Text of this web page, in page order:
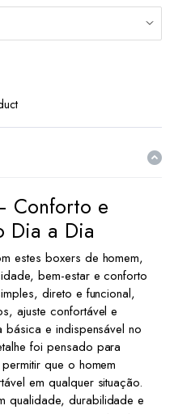
Conforto e
Dia a Dia
estes boxers de homem,
bem-estar e conforto
direto e funcional,
ajuste confortável e
básica e indispensável no
foi pensado para
que o homem
em qualquer situação.
qualidade, durabilidade e